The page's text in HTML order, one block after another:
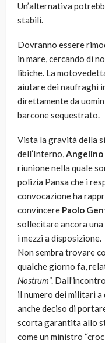
Un’alternativa
stabili.
Dovranno essere
in mare, cercando di
libiche. La
aiutare dei naufraghi
direttamente da
barcone sequestrato.
Vista la gravità della
dell’Interno,
riunione nella quale
polizia Pansa che i
convocazione ha
convincere Paolo
sollecitare ancora
i mezzi a disposizione.
Non sembra trovare
qualche giorno fa,
Nostrum“.
il numero dei militari
anche deciso di
scorta garantita allo
come un ministro